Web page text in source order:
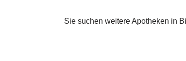
Sie suchen weitere Apotheken in